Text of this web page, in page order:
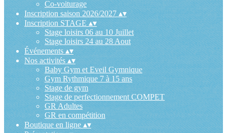
Co-voiturage
Inscription saison 2026/2027▴▾
Inscription STAGE▴▾
Stage loisirs 06 au 10 Juillet
Stage loisirs 24 au 28 Aout
Événements▴▾
Nos activités▴▾
Baby Gym et Eveil Gymnique
Gym Rythmique 7 à 15 ans
Stage de gym
Stage de perfectionnement COMPET
GR Adultes
GR en compétition
Boutique en ligne ▴▾